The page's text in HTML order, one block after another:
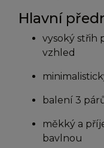
Hlavní
vysoký střih
vzhled
balení 3
měkký a
bavlnou